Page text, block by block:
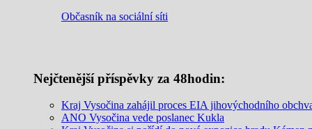
Občasník na sociální síti
Nejčtenější příspěvky za 48hodin:
Kraj Vysočina zahájil proces EIA jihovýchodního
ANO Vysočina vede poslanec Kukla